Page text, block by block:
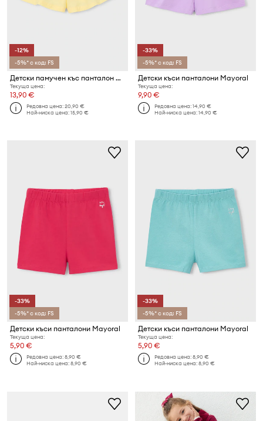
-12%
-5%* с код: FS
Детски памучен къс панталон Mayoral
Текуща цена:
13,90 €
Редовна цена:20,90 €
Най-ниска цена:15,90 €
-33%
-5%* с код: FS
Детски къси панталони Mayoral
Текуща цена:
9,90 €
Редовна цена:14,90 €
Най-ниска цена:14,90 €
-33%
-5%* с код: FS
Детски къси панталони Mayoral
Текуща цена:
5,90 €
Редовна цена:8,90 €
Най-ниска цена:8,90 €
-33%
-5%* с код: FS
Детски къси панталони Mayoral
Текуща цена:
5,90 €
Редовна цена:8,90 €
Най-ниска цена:8,90 €